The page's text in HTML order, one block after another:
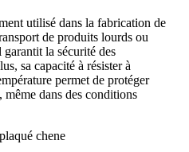
utilisé dans la fabrication de
de produits lourds ou
garantit la sécurité des
sa capacité à résister à
permet de protéger
même dans des conditions